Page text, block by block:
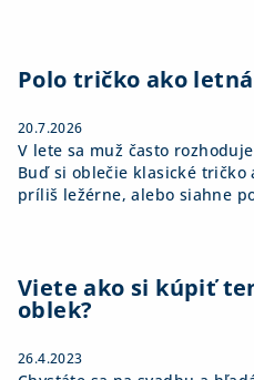
u
Polo tričko ako
20.7.2026
V lete sa muž často
Buď si oblečie klasické
príliš ležérne, alebo siahne
Viete ako si kúpiť
oblek?
26.4.2023